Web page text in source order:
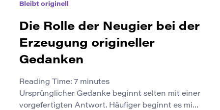
einer Disziplin gehören. Klimawandel, öffentliche
Gesundheit, Technologie, städtisches Leben,
Bildung und […]
Bleibt originell
Die Rolle der Neugier bei der
Erzeugung origineller
Gedanken
Reading Time: 7 minutes
Ursprünglicher Gedanke beginnt selten mit einer
vorgefertigten Antwort. Häufiger beginnt es mit